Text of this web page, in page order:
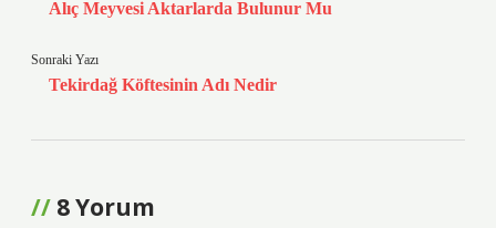
Alıç Meyvesi Aktarlarda Bulunur Mu
Sonraki Yazı
Tekirdağ Köftesinin Adı Nedir
8 Yorum